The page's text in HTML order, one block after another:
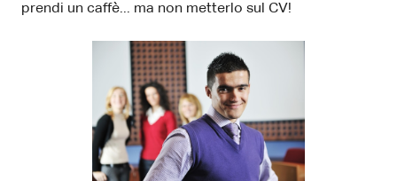
prendi un caffè... ma non metterlo sul CV!